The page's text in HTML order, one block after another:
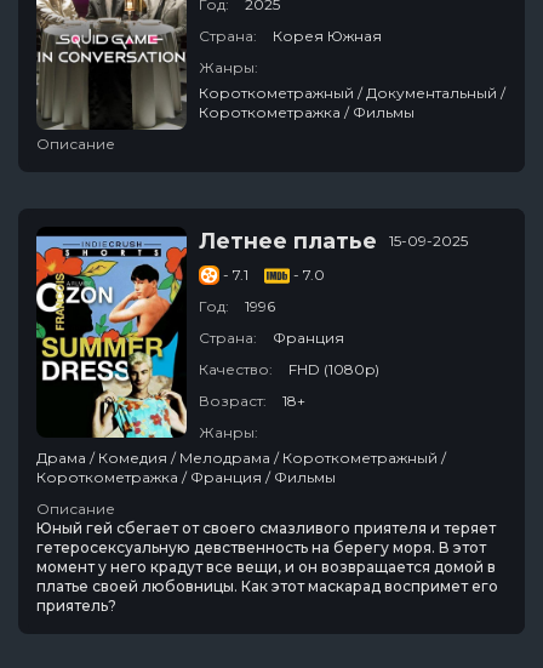
Год:
2025
Страна:
Корея Южная
Жанры:
Короткометражный / Документальный /
Короткометражка / Фильмы
Описание
Летнее платье
15-09-2025
- 7.1
- 7.0
Год:
1996
Страна:
Франция
Качество:
FHD (1080p)
Возраст:
18+
Жанры:
Драма / Комедия / Мелодрама / Короткометражный /
Короткометражка / Франция / Фильмы
Описание
Юный гей сбегает от своего смазливого приятеля и теряет
гетеросексуальную девственность на берегу моря. В этот
момент у него крадут все вещи, и он возвращается домой в
платье своей любовницы. Как этот маскарад воспримет его
приятель?